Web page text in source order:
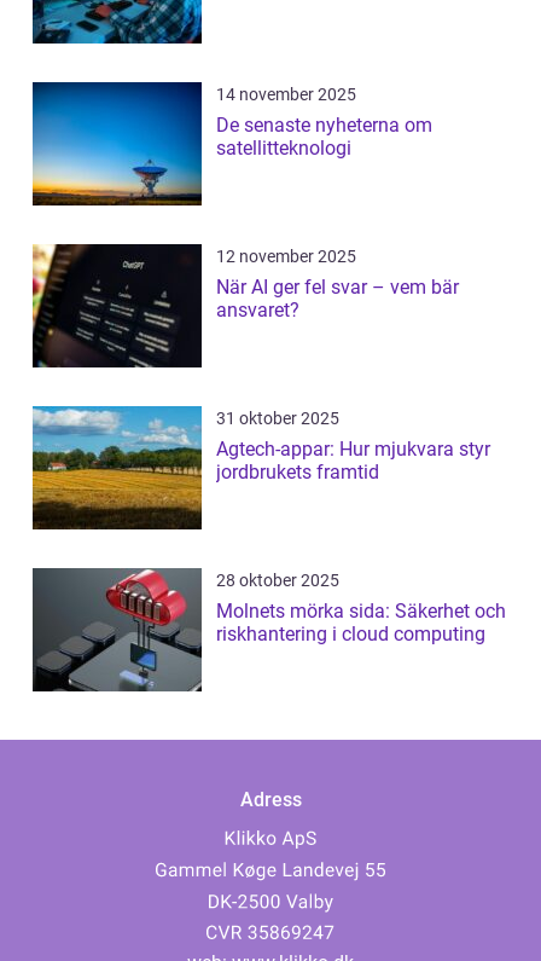
14 november 2025
De senaste nyheterna om
satellitteknologi
12 november 2025
När AI ger fel svar – vem bär
ansvaret?
31 oktober 2025
Agtech-appar: Hur mjukvara styr
jordbrukets framtid
28 oktober 2025
Molnets mörka sida: Säkerhet och
riskhantering i cloud computing
Adress